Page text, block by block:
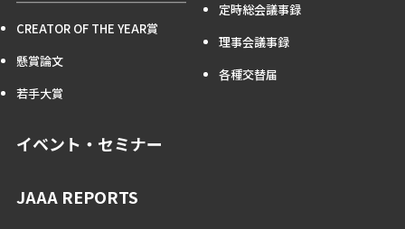
CREATOR OF THE YEAR賞
懸賞論文
若手大賞
イベント・セミナー
JAAA REPORTS
定時総会議事録
理事会議事録
各種交替届